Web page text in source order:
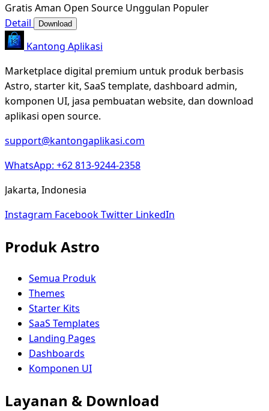
Gratis Aman Open Source Unggulan Populer
Detail
Download
Kantong Aplikasi
Marketplace digital premium untuk produk berbasis
Astro, starter kit, SaaS template, dashboard admin,
komponen UI, jasa pembuatan website, dan download
aplikasi open source.
support@kantongaplikasi.com
WhatsApp: +62 813-9244-2358
Jakarta, Indonesia
Instagram FacebookTwitter LinkedIn
Produk Astro
Semua Produk
Themes
Starter Kits
SaaS Templates
Landing Pages
Dashboards
Komponen UI
Layanan & Download